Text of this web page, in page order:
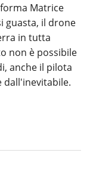
Matrice
guasta, il drone
in tutta
non è possibile
anche il pilota
dall'inevitabile.